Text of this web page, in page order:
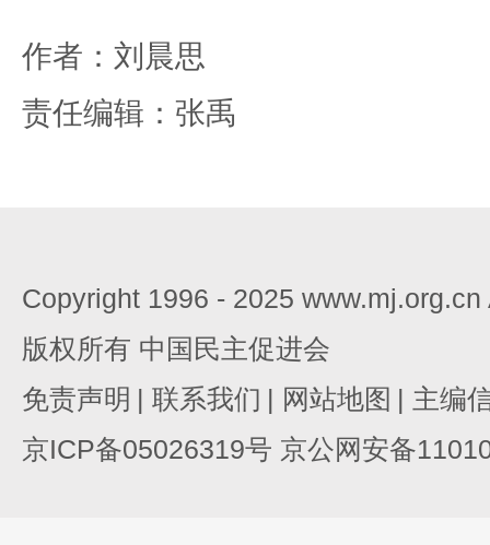
作者：刘晨思
责任编辑：张禹
Copyright 1996 - 2025
版权所有 中国民主促进会
免责声明 | 联系我们 | 网站地图 | 主编
京ICP备05026319号 京公网安备